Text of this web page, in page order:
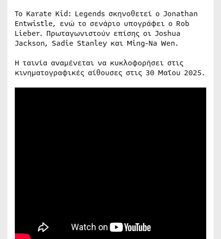
Το Karate Kid: Legends σκηνοθετεί ο Jonathan
Entwistle, ενώ το σενάριο υπογράφει ο Rob
Lieber. Πρωταγωνιστούν επίσης οι Joshua
Jackson, Sadie Stanley και Ming-Na Wen.
Η ταινία αναμένεται να κυκλοφορήσει στις
κινηματογραφικές αίθουσες στις 30 Μαΐου 2025.